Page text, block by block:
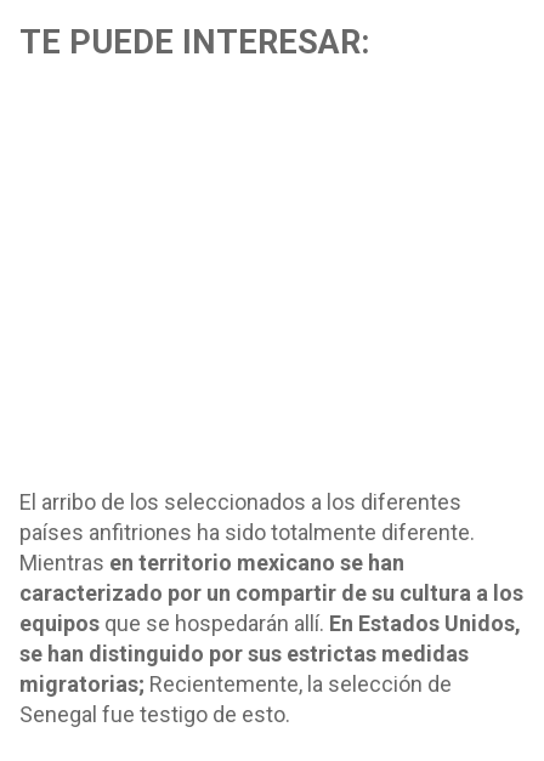
TE PUEDE INTERESAR:
El arribo de los seleccionados a los diferentes
países anfitriones ha sido totalmente diferente.
Mientras en territorio mexicano se han
caracterizado por un compartir de su cultura a los
equipos que se hospedarán allí. En Estados Unidos,
se han distinguido por sus estrictas medidas
migratorias; Recientemente, la selección de
Senegal fue testigo de esto.